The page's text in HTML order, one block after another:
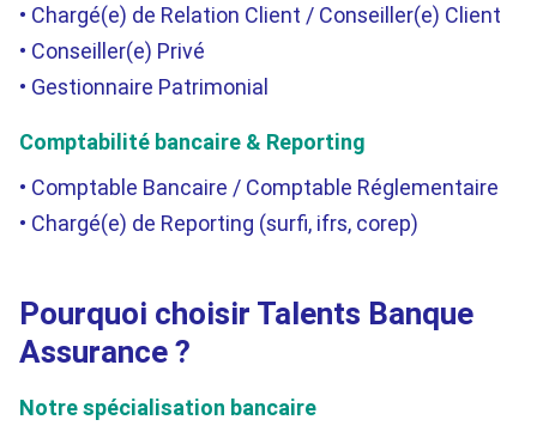
Chargé(e) de Relation Client / Conseiller(e) Client
Conseiller(e) Privé
Gestionnaire Patrimonial
Comptabilité bancaire & Reporting
Comptable Bancaire / Comptable Réglementaire
Chargé(e) de Reporting (surfi, ifrs, corep)
Pourquoi choisir Talents Banque
Assurance ?
Notre spécialisation bancaire